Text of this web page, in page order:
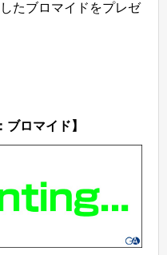
たブロマイドをプレゼ
ブロマイド】